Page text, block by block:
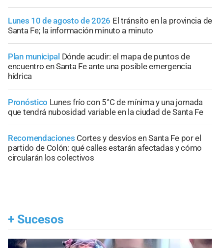
Lunes 10 de agosto de 2026 El tránsito en la provincia de
Santa Fe; la información minuto a minuto
Plan municipal Dónde acudir: el mapa de puntos de
encuentro en Santa Fe ante una posible emergencia
hídrica
Pronóstico Lunes frío con 5°C de mínima y una jornada
que tendrá nubosidad variable en la ciudad de Santa Fe
Recomendaciones Cortes y desvíos en Santa Fe por el
partido de Colón: qué calles estarán afectadas y cómo
circularán los colectivos
+ Sucesos